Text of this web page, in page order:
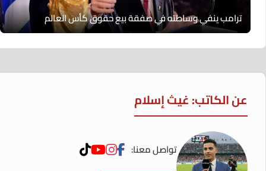
ترامب ينفي وساطته في صفقة بيع حقوق كأس العالم
عن الكاتب: غيث إسلام
تواصل معنا: